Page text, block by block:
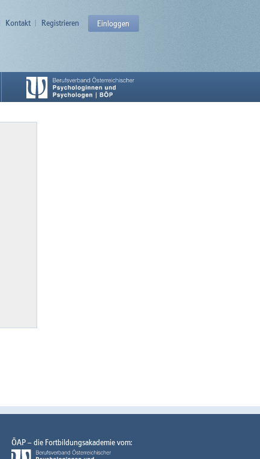
Kontakt Registrieren Einloggen
ÖAP – die Fortbildungsakademie vom: